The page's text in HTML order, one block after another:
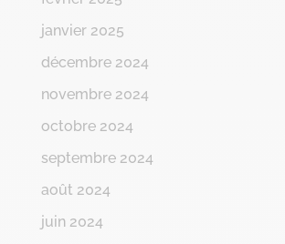
janvier 2025
décembre 2024
novembre 2024
octobre 2024
septembre 2024
août 2024
juin 2024